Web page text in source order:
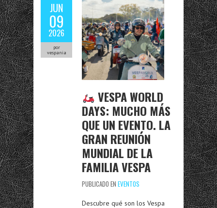
JUN
09
2026
por
vespania
VESPA WORLD
DAYS: MUCHO MÁS
QUE UN EVENTO. LA
GRAN REUNIÓN
MUNDIAL DE LA
FAMILIA VESPA
PUBLICADO EN EVENTOS
Descubre qué son los Vespa